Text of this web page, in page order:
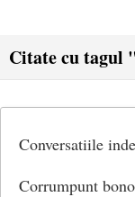
Citate cu tagul
Conversatiile
Corrumpunt